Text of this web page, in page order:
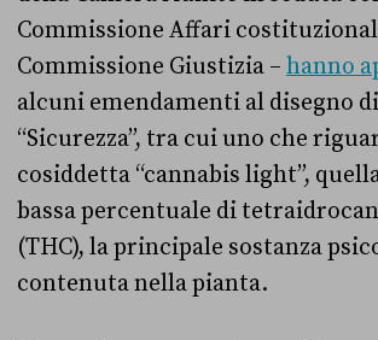
Commissione Affari
Commissione Giustizia – hanno
alcuni emendamenti al disegno
“Sicurezza”, tra cui uno che
cosiddetta “cannabis light”,
bassa percentuale di
(THC), la principale sostanza
contenuta nella pianta.